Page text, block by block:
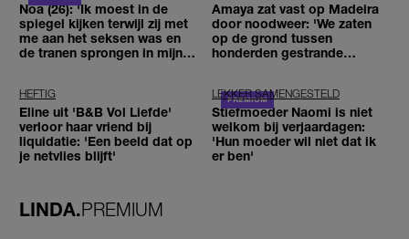
Noa (26): 'Ik moest in de
spiegel kijken terwijl zij met
me aan het seksen was en
de tranen sprongen in mijn
Amaya zat vast op Madeira
door noodweer: 'We zaten
op de grond tussen
honderden gestrande
HEFTIG
Eline uit 'B&B Vol Liefde'
verloor haar vriend bij
liquidatie: 'Een beeld dat op
je netvlies blijft'
LEKKER SAMENGESTELD
Stiefmoeder Naomi is niet
welkom bij verjaardagen:
'Hun moeder wil niet dat ik
er ben'
LINDA.PREMIUM